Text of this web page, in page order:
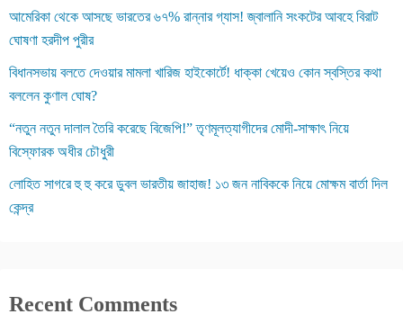
আমেরিকা থেকে আসছে ভারতের ৬৭% রান্নার গ্যাস! জ্বালানি সংকটের আবহে বিরাট
ঘোষণা হরদীপ পুরীর
বিধানসভায় বলতে দেওয়ার মামলা খারিজ হাইকোর্টে! ধাক্কা খেয়েও কোন স্বস্তির কথা
বললেন কুণাল ঘোষ?
“নতুন নতুন দালাল তৈরি করেছে বিজেপি!” তৃণমূলত্যাগীদের মোদী-সাক্ষাৎ নিয়ে
বিস্ফোরক অধীর চৌধুরী
লোহিত সাগরে হু হু করে ডুবল ভারতীয় জাহাজ! ১৩ জন নাবিককে নিয়ে মোক্ষম বার্তা দিল
কেন্দ্র
Recent Comments